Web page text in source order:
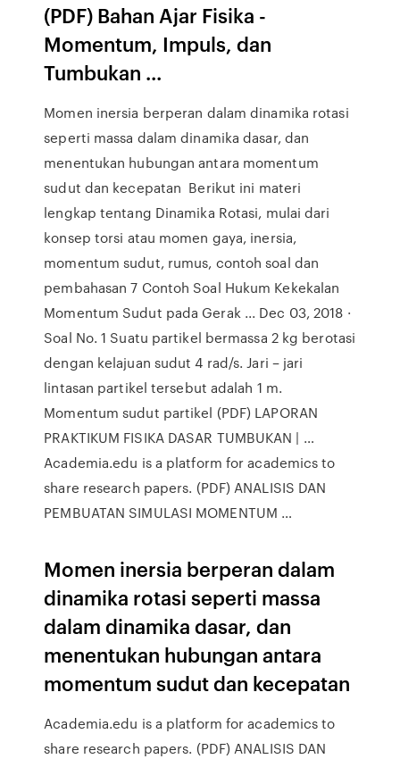
(PDF) Bahan Ajar Fisika -
Momentum, Impuls, dan
Tumbukan ...
Momen inersia berperan dalam dinamika rotasi
seperti massa dalam dinamika dasar, dan
menentukan hubungan antara momentum
sudut dan kecepatan Berikut ini materi
lengkap tentang Dinamika Rotasi, mulai dari
konsep torsi atau momen gaya, inersia,
momentum sudut, rumus, contoh soal dan
pembahasan 7 Contoh Soal Hukum Kekekalan
Momentum Sudut pada Gerak ... Dec 03, 2018 ·
Soal No. 1 Suatu partikel bermassa 2 kg berotasi
dengan kelajuan sudut 4 rad/s. Jari – jari
lintasan partikel tersebut adalah 1 m.
Momentum sudut partikel (PDF) LAPORAN
PRAKTIKUM FISIKA DASAR TUMBUKAN | …
Academia.edu is a platform for academics to
share research papers. (PDF) ANALISIS DAN
PEMBUATAN SIMULASI MOMENTUM …
Momen inersia berperan dalam
dinamika rotasi seperti massa
dalam dinamika dasar, dan
menentukan hubungan antara
momentum sudut dan kecepatan
Academia.edu is a platform for academics to
share research papers. (PDF) ANALISIS DAN